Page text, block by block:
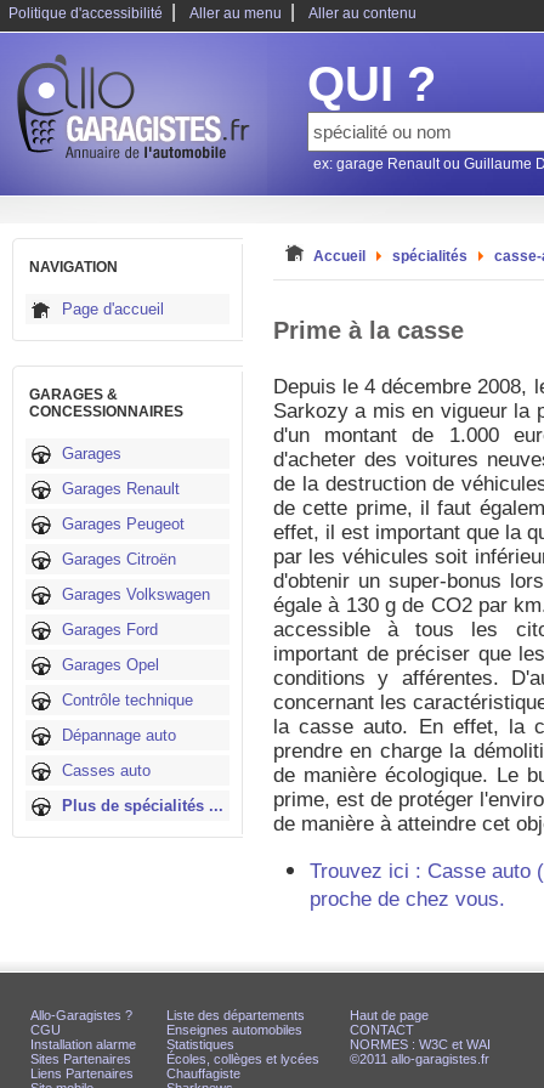
Politique d'accessibilité Aller au menu Aller au contenu
QUI ?
ex: garage Renault ou Guillaume
NAVIGATION
Page d'accueil
GARAGES &
CONCESSIONNAIRES
Garages
Garages Renault
Garages Peugeot
Garages Citroën
Garages Volkswagen
Garages Ford
Garages Opel
Contrôle technique
Dépannage auto
Casses auto
Plus de spécialités ...
Accueil spécialités
Prime à la casse
Depuis le 4 décembre 2008,
Sarkozy a mis en vigueur la
d'un montant de 1.000
d'acheter des voitures
de la destruction de
de cette prime, il faut
effet, il est important que la
par les véhicules soit
d'obtenir un super-bonus
égale à 130 g de CO2 par
accessible à tous les
important de préciser que
conditions y afférentes.
concernant les
la casse auto. En effet, la
prendre en charge la
de manière écologique. Le
prime, est de protéger
de manière à atteindre cet
Trouvez ici : Casse auto
proche de chez vous.
Allo-Garagistes ?
CGU
Installation alarme
Sites Partenaires
Liens Partenaires
Liste des départements
Enseignes automobiles
Statistiques
Écoles, collèges et lycées
Chauffagiste
Haut de page
CONTACT
NORMES : W3C et WAI
©2011 allo-garagistes.fr